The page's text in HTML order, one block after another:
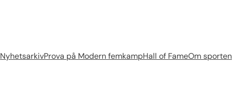
NyhetsarkivProva på Modern femkampHall of FameOm sporten